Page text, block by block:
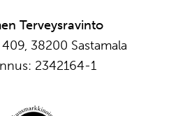
Terveysravinto
38200 Sastamala
2342164-1